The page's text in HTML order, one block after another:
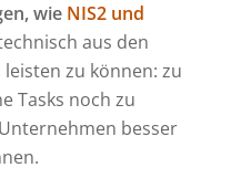
wie NIS2 und
aus den
zu können: zu
Tasks noch zu
besser